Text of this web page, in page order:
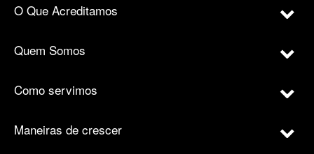
O Que Acreditamos
Quem Somos
Como servimos
Maneiras de crescer